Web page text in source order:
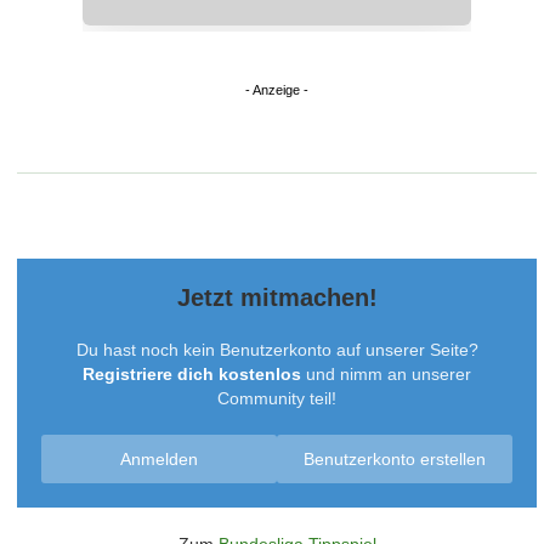
Jetzt mitmachen!
Du hast noch kein Benutzerkonto auf unserer Seite?
Registriere dich kostenlos und nimm an unserer
Community teil!
Benutzerkonto erstellen
Anmelden